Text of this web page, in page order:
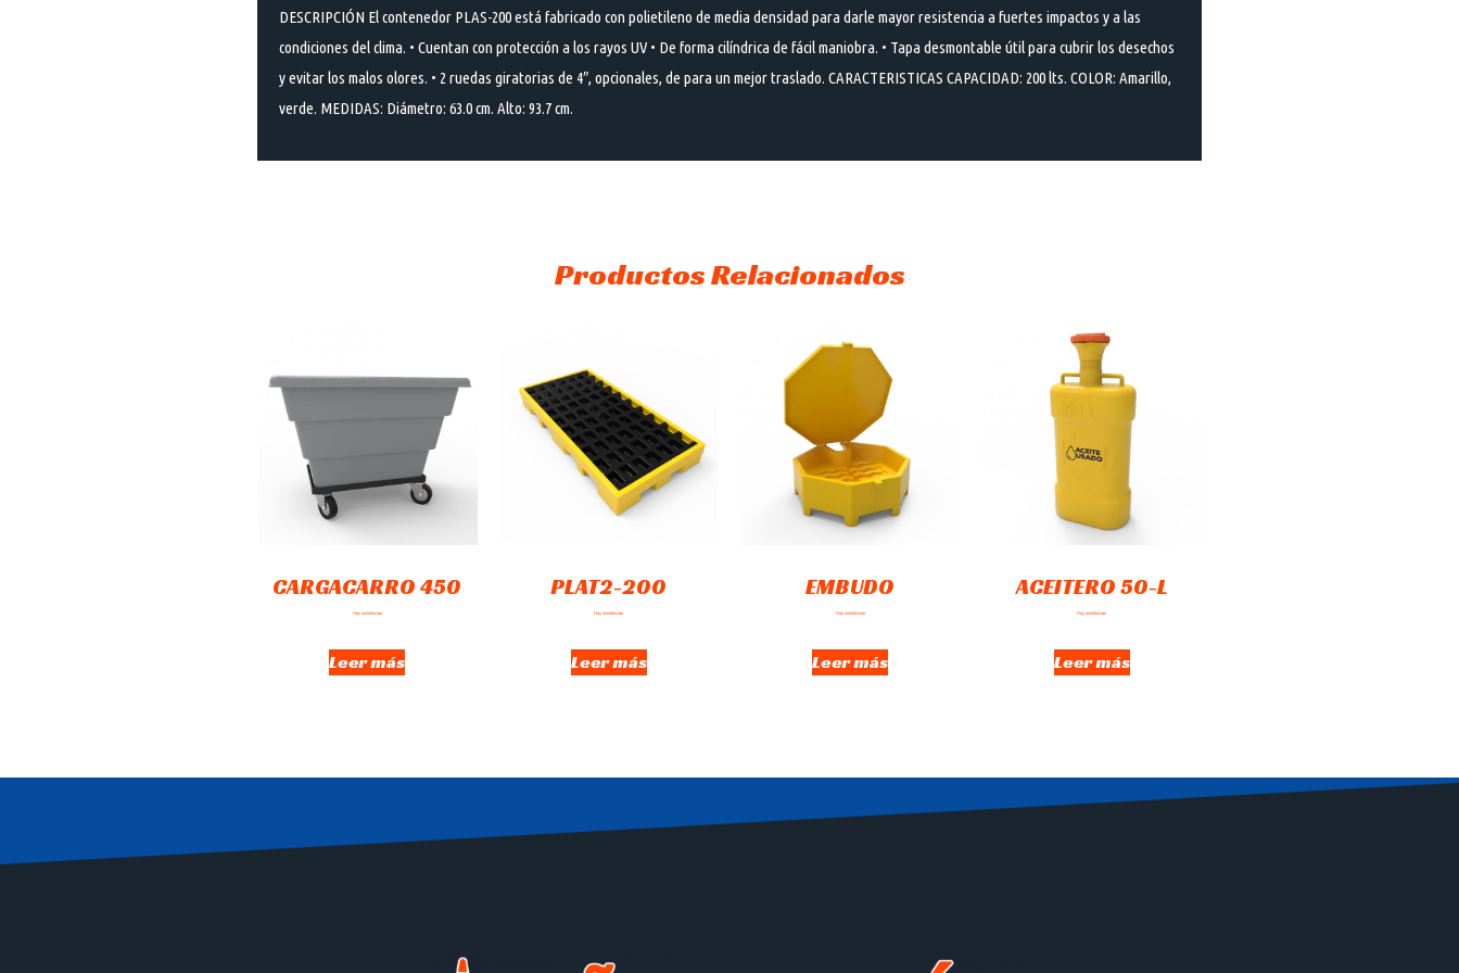
DESCRIPCIÓN El contenedor PLAS-200 está fabricado con polietileno de media densidad para darle mayor resistencia a fuertes impactos y a las
condiciones del clima. • Cuentan con protección a los rayos UV • De forma cilíndrica de fácil maniobra. • Tapa desmontable útil para cubrir los desechos
y evitar los malos olores. • 2 ruedas giratorias de 4″, opcionales, de para un mejor traslado. CARACTERISTICAS CAPACIDAD: 200 lts. COLOR: Amarillo,
verde. MEDIDAS: Diámetro: 63.0 cm. Alto: 93.7 cm.
Productos Relacionados
CARGACARRO 450
Hay existencias
Leer más
PLAT2-200
Hay existencias
Leer más
EMBUDO
Hay existencias
Leer más
ACEITERO 50-L
Hay existencias
Leer más